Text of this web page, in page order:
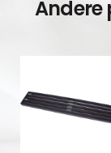
Andere